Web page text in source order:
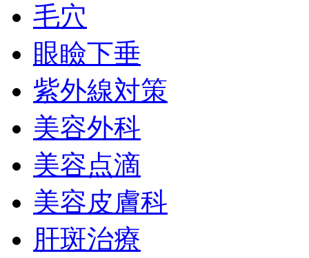
毛穴
眼瞼下垂
紫外線対策
美容外科
美容点滴
美容皮膚科
肝斑治療